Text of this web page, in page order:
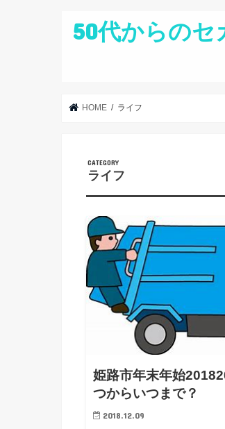
50代からのセ
HOME ライフ
ライフ
姫路市年末年始
つからいつまで？
2018.12.09